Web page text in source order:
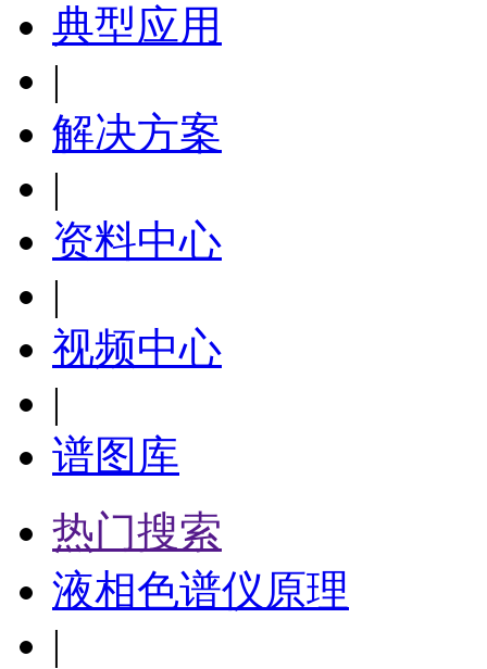
典型应用
|
解决方案
|
资料中心
|
视频中心
|
谱图库
热门搜索
液相色谱仪原理
|